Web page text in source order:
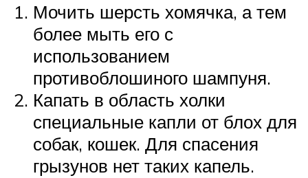
Мочить шерсть хомячка, а тем
более мыть его с
использованием
противоблошиного шампуня.
Капать в область холки
специальные капли от блох для
собак, кошек. Для спасения
грызунов нет таких капель.